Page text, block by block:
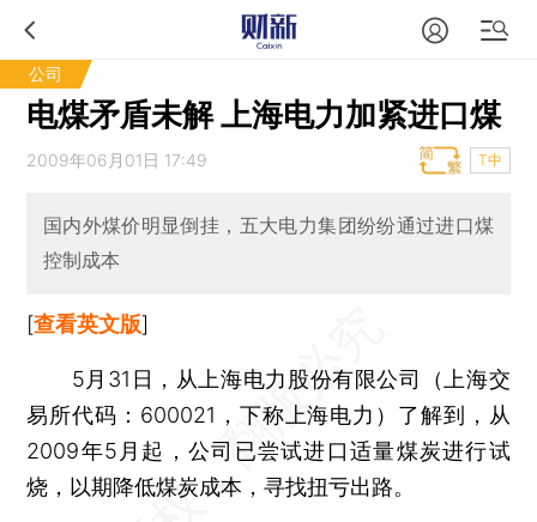
公司
电煤矛盾未解 上海电力加紧进口煤
2009年06月01日 17:49 T中
国内外煤价明显倒挂，五大电力集团纷纷通过进口煤
控制成本
[查看英文版]
5月31日，从上海电力股份有限公司（上海交
易所代码：600021，下称上海电力）了解到，从
2009年5月起，公司已尝试进口适量煤炭进行试
烧，以期降低煤炭成本，寻找扭亏出路。